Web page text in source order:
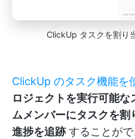
ClickUp タスクを割り
ClickUp のタスク機能を
ロジェクトを実行可能
ムメンバーにタスクを割
進捗を追跡することがで